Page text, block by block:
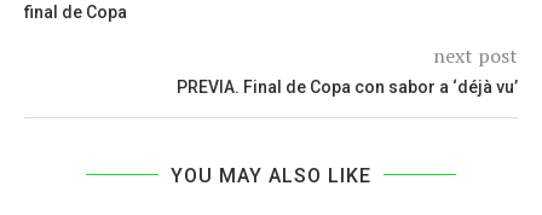
final de Copa
next post
PREVIA. Final de Copa con sabor a ‘déjà vu’
YOU MAY ALSO LIKE